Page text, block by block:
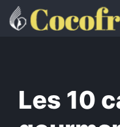
Aller
au
Les 10